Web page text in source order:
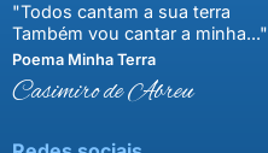
"Todos cantam a sua terra
Também vou cantar a minha..."
Poema Minha Terra
Casimiro de Abreu